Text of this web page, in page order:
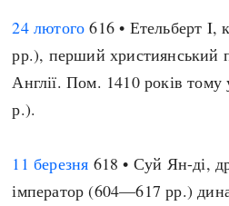
24 лютого 616 • Етельберт I,
рр.), перший християнський
Англії. Пом. 1410 років тому
р.).
11 березня 618 • Суй Ян-ді,
імператор (604—617 рр.)